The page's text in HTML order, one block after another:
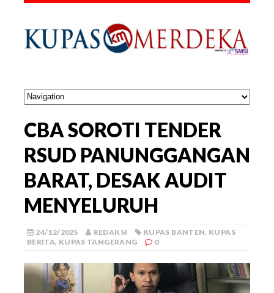
CBA SOROTI TENDER
RSUD PANUNGGANGAN
BARAT, DESAK AUDIT
MENYELURUH
24/12/2025 REDAKSI KUPAS BANTEN, KUPAS
BERITA, KUPAS TANGERANG 0